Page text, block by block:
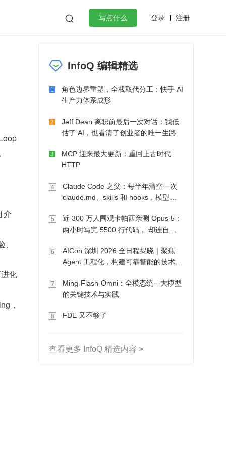
 写点什么 登录 注册
微服务架构 flutter
介
化
，
InfoQ 编辑精选
1
角色边界重塑，全栈取代分工：快手 AI
生产力体系成形
2
Jeff Dean 离职前最后一次对话：我低
估了 AI，也看清了创业者的唯一生路
3
MCP 迎来最大更新：重回上古时代
HTTP
4
Claude Code 之父：每半年清空一次
claude.md、skills 和 hooks，模型自
5
近 300 万人围观卡帕西亲测 Opus 5：
两小时写完 5500 行代码， 却连自己
6
AICon 深圳 2026 全日程揭晓｜聚焦
Agent 工程化，构建可靠智能的技术路
7
Ming-Flash-Omni：全模态统一大模型
的关键技术与实践
8 FDE 又不够了
查看更多 InfoQ 精选内容 >